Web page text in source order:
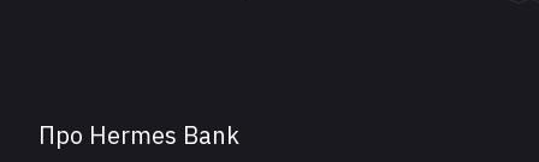
Про Hermes Bank